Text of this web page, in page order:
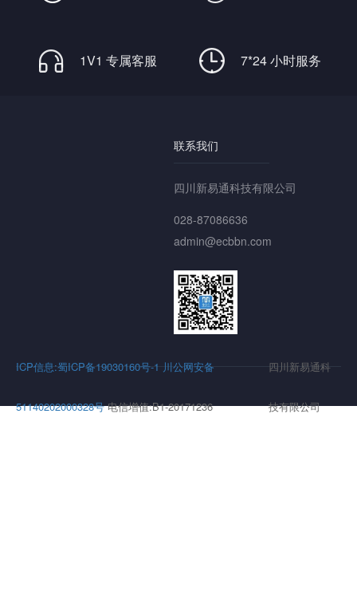
1V1 专属客服 7*24 小时服务
联系我们
四川新易通科技有限公司
028-87086636
admin@ecbbn.com
ICP信息:蜀ICP备19030160号-1 川公网安备
51140202000328号 电信增值:B1-20171236
四川新易通科
技有限公司